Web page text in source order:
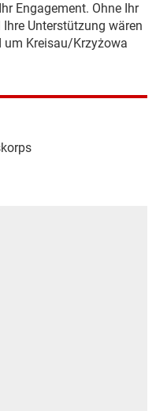
Engagement. Ohne Ihr
Unterstützung wären
um Kreisau/Krzyżowa